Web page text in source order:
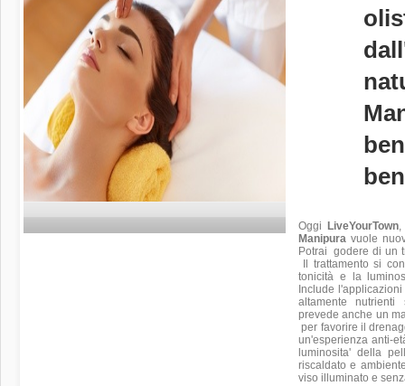
Oggi LiveYourTown,
Manipura vuole
Potrai godere di un
Il trattamento si
tonicità e la
Include
altamente nutrienti
prevede anche un
per favorire il
un'esperienza anti-
luminosita' della
riscaldato e
viso illuminato e